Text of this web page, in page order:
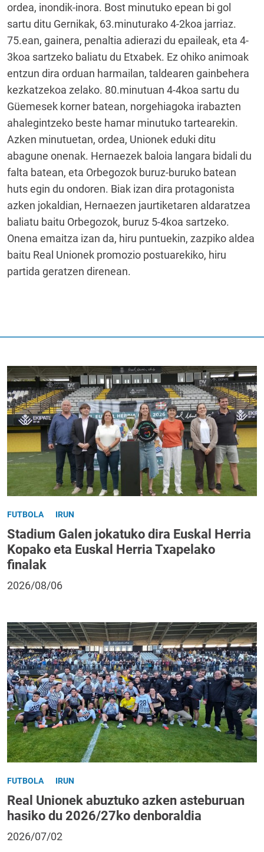
ordea, inondik-inora. Bost minutuko epean bi gol
sartu ditu Gernikak, 63.minuturako 4-2koa jarriaz.
75.ean, gainera, penaltia adierazi du epaileak, eta 4-
3koa sartzeko baliatu du Etxabek. Ez ohiko animoak
entzun dira orduan harmailan, taldearen gainbehera
kezkatzekoa zelako. 80.minutuan 4-4koa sartu du
Güemesek korner batean, norgehiagoka irabazten
ahalegintzeko beste hamar minutuko tartearekin.
Azken minutuetan, ordea, Unionek eduki ditu
abagune onenak. Hernaezek baloia langara bidali du
falta batean, eta Orbegozok buruz-buruko batean
huts egin du ondoren. Biak izan dira protagonista
azken jokaldian, Hernaezen jaurtiketaren aldaratzea
baliatu baitu Orbegozok, buruz 5-4koa sartzeko.
Onena emaitza izan da, hiru puntuekin, zazpiko aldea
baitu Real Unionek promozio postuarekiko, hiru
partida geratzen direnean.
FUTBOLA IRUN
Stadium Galen jokatuko dira Euskal Herria
Kopako eta Euskal Herria Txapelako
finalak
2026/08/06
FUTBOLA IRUN
Real Unionek abuztuko azken asteburuan
hasiko du 2026/27ko denboraldia
2026/07/02